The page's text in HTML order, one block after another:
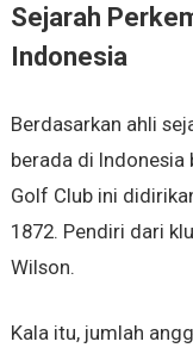
Sejarah
Indonesia
Berdasarkan ahli
berada di Indonesia
Golf Club ini
1872. Pendiri dari
Wilson.
Kala itu, jumlah